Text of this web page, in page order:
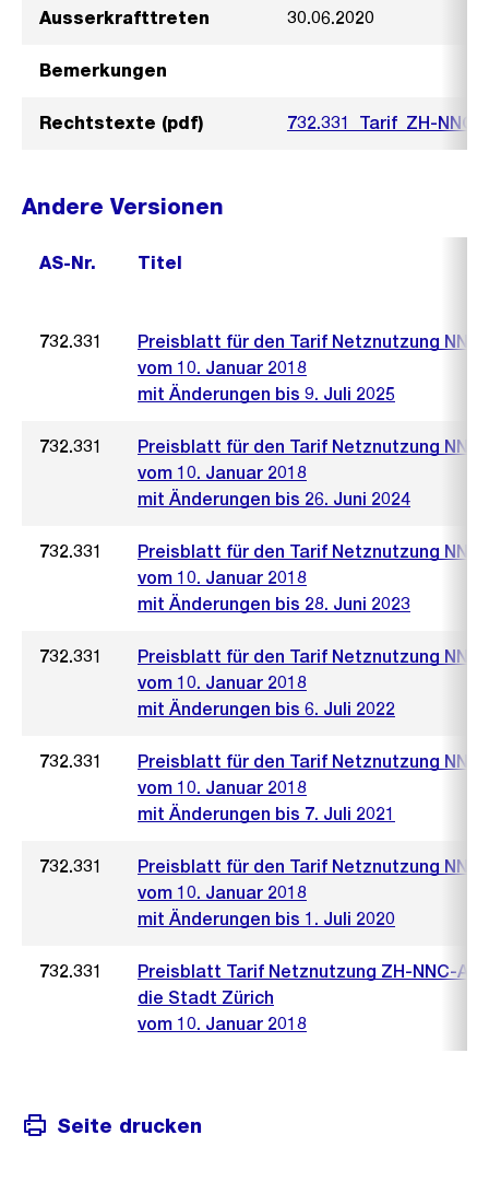
Ausserkrafttreten 30.06.2020
Bemerkungen
Rechtstexte (pdf) 732.331_Tarif_ZH-
Andere Versionen
AS-Nr. Titel
732.331
Preisblatt für den Tarif Netznutzung
vom 10. Januar 2018
mit Änderungen bis 9. Juli 2025
732.331
Preisblatt für den Tarif Netznutzung
vom 10. Januar 2018
mit Änderungen bis 26. Juni 2024
732.331
Preisblatt für den Tarif Netznutzung
vom 10. Januar 2018
mit Änderungen bis 28. Juni 2023
732.331
Preisblatt für den Tarif Netznutzung
vom 10. Januar 2018
mit Änderungen bis 6. Juli 2022
732.331
Preisblatt für den Tarif Netznutzung
vom 10. Januar 2018
mit Änderungen bis 7. Juli 2021
732.331
Preisblatt für den Tarif Netznutzung
vom 10. Januar 2018
mit Änderungen bis 1. Juli 2020
732.331
Preisblatt Tarif Netznutzung ZH-NNC-A
die Stadt Zürich
vom 10. Januar 2018
Seite drucken